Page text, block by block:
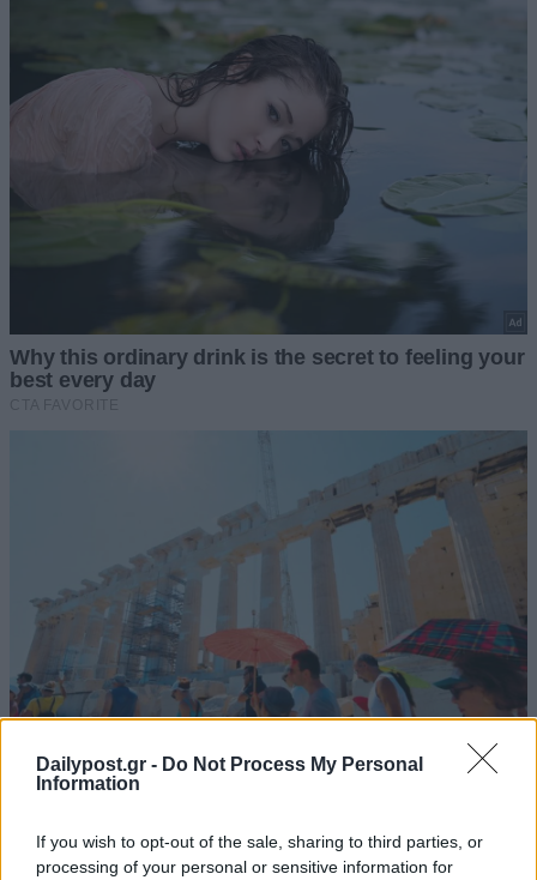
Dailypost.gr - Do Not Process My Personal
Information
If you wish to opt-out of the sale, sharing to third parties, or
processing of your personal or sensitive information for